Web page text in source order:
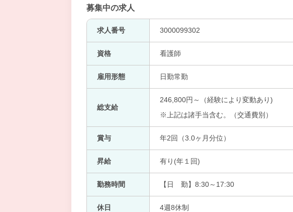
募集中の求人
求人番号 3000099302
資格 看護師
雇用形態 日勤常勤
総支給
246,800円～（経験により変動あり)
※上記は諸手当含む。（交通費別）
賞与 年2回（3.0ヶ月分位）
昇給 有り(年１回)
勤務時間 【日 勤】8:30～17:30
休日 4週8休制